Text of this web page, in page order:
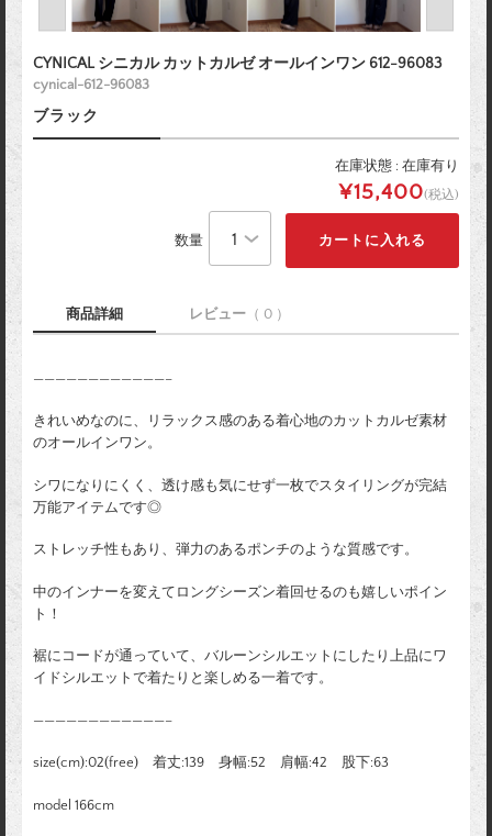
CYNICAL シニカル カットカルゼ オールインワン 612-96083
cynical-612-96083
ブラック
在庫状態 : 在庫有り
¥15,400(税込)
数量
商品詳細 レビュー （ 0 ）
————————————–
きれいめなのに、リラックス感のある着心地のカットカルゼ素材
のオールインワン。
シワになりにくく、透け感も気にせず一枚でスタイリングが完結
万能アイテムです◎
ストレッチ性もあり、弾力のあるポンチのような質感です。
中のインナーを変えてロングシーズン着回せるのも嬉しいポイン
ト！
裾にコードが通っていて、バルーンシルエットにしたり上品にワ
イドシルエットで着たりと楽しめる一着です。
————————————–
size(cm):02(free) 着丈:139 身幅:52 肩幅:42 股下:63
model 166cm